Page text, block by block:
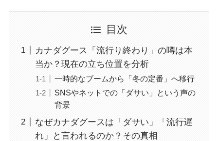
目次
カナダグース「流行り終わり」の噂は本
当か？現在の立ち位置を分析
一時的なブームから「冬の定番」へ移行
SNSやネットでの「ダサい」という声の
背景
なぜカナダグースは「ダサい」「流行遅
れ」と言われるのか？その真相